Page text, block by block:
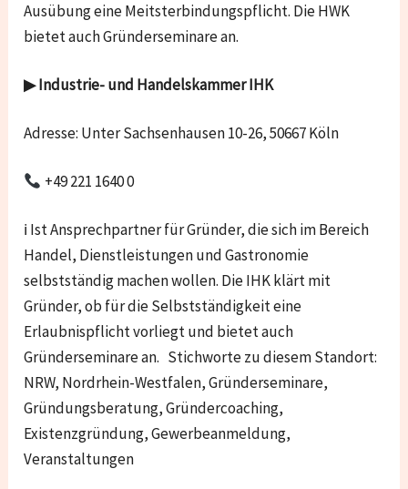
Ausübung eine Meitsterbindungspflicht. Die HWK
bietet auch Gründerseminare an.
▶ Industrie- und Handelskammer IHK
Adresse: Unter Sachsenhausen 10-26, 50667 Köln
+49 221 1640 0
ℹ Ist Ansprechpartner für Gründer, die sich im Bereich
Handel, Dienstleistungen und Gastronomie
selbstständig machen wollen. Die IHK klärt mit
Gründer, ob für die Selbstständigkeit eine
Erlaubnispflicht vorliegt und bietet auch
Gründerseminare an. Stichworte zu diesem Standort:
NRW, Nordrhein-Westfalen, Gründerseminare,
Gründungsberatung, Gründercoaching,
Existenzgründung, Gewerbeanmeldung,
Veranstaltungen